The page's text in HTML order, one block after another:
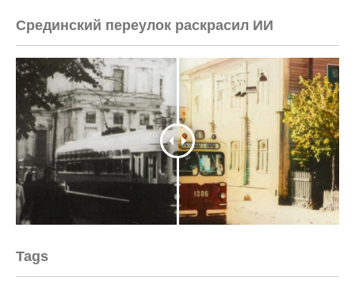
Срединский переулок раскрасил ИИ
Tags